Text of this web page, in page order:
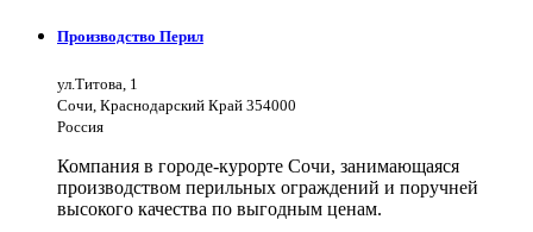
Производство Перил
ул.Титова, 1
Сочи, Краснодарский Край 354000
Россия
Компания в городе-курорте Сочи, занимающаяся
производством перильных ограждений и поручней
высокого качества по выгодным ценам.